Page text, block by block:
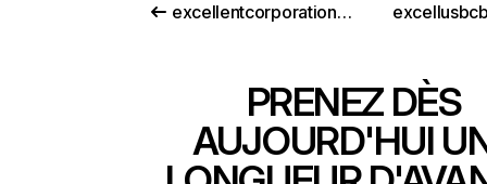
excellentcorporation.co.in
PRENEZ DÈS
AUJOURD'HUI